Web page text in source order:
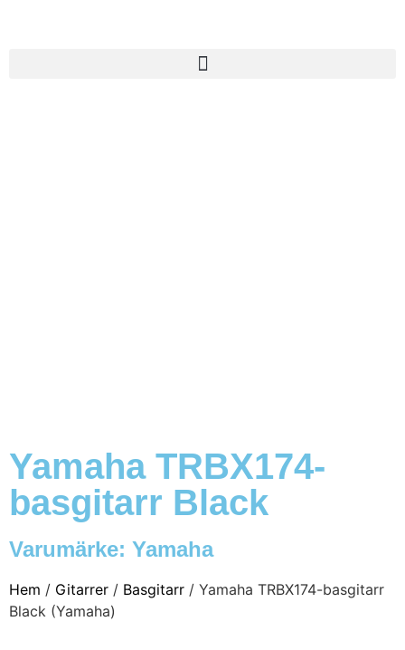
Yamaha TRBX174-
basgitarr Black
Varumärke: Yamaha
Hem / Gitarrer / Basgitarr / Yamaha TRBX174-basgitarr
Black (Yamaha)